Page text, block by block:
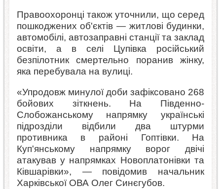
Правоохоронці також уточнили, що серед
пошкоджених об'єктів — житлові будинки,
автомобілі, автозаправні станції та заклад
освіти, а в селі Цупівка російський
безпілотник смертельно поранив жінку,
яка перебувала на вулиці.
«Упродовж минулої доби зафіксовано 268
бойових зіткнень. На Південно-
Слобожанському напрямку українські
підрозділи відбили два штурми
противника в районі Гоптівки. На
Куп'янському напрямку ворог двічі
атакував у напрямках Новоплатонівки та
Ківшарівки», — повідомив начальник
Харківської ОВА Олег Синєгубов.